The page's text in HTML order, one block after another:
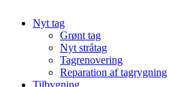
Nyt tag
Grønt tag
Nyt stråtag
Tagrenovering
Reparation af tagrygning
Tilbygning